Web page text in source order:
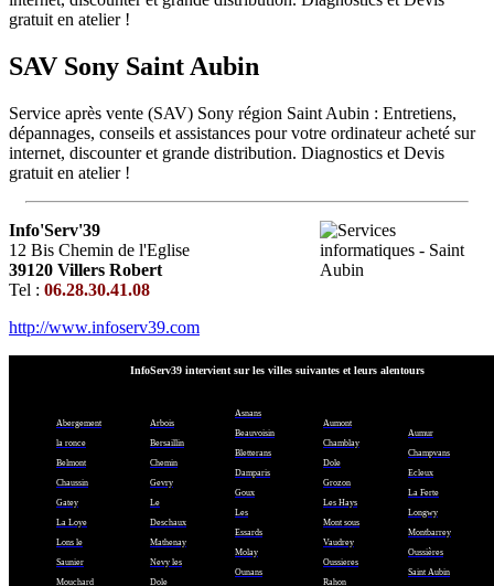
gratuit en atelier !
SAV Sony Saint Aubin
Service après vente (SAV) Sony région Saint Aubin : Entretiens,
dépannages, conseils et assistances pour votre ordinateur acheté sur
internet, discounter et grande distribution. Diagnostics et Devis
gratuit en atelier !
Info'Serv'39
12 Bis Chemin de l'Eglise
39120 Villers Robert
Tel : 06.28.30.41.08
http://www.infoserv39.com
InfoServ39 intervient sur les villes suivantes et leurs alentours
Abergement
la ronce
Belmont
Chaussin
Gatey
La Loye
Lons le
Saunier
Mouchard
Arbois
Bersaillin
Chemin
Gevry
Le
Deschaux
Mathenay
Nevy les
Dole
Asnans
Beauvoisin
Bletterans
Damparis
Goux
Les
Essards
Molay
Ounans
Aumont
Chamblay
Dole
Grozon
Les Hays
Mont sous
Vaudrey
Oussieres
Rahon
Aumur
Champvans
Ecleux
La Ferte
Longwy
Montbarrey
Oussières
Saint Aubin